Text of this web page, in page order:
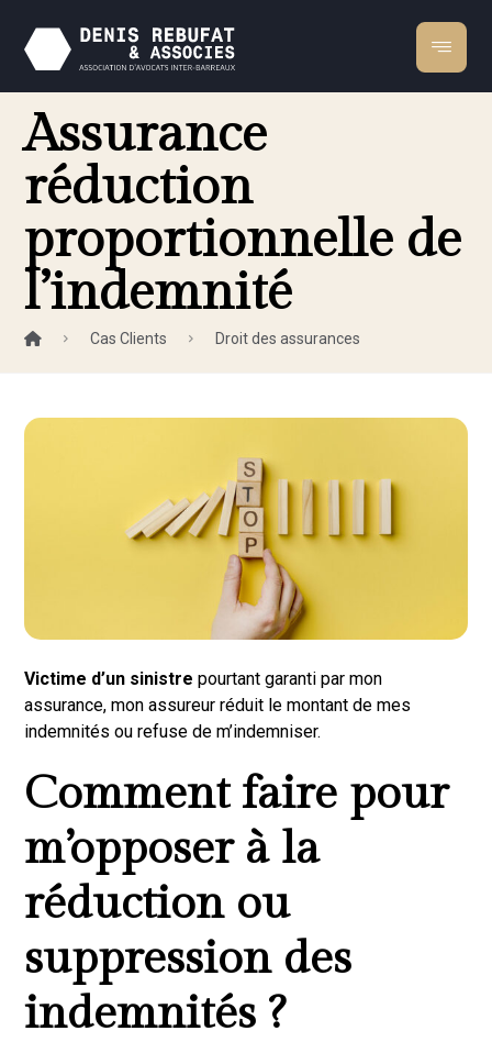
Assurance
réduction
proportionnelle de
l’indemnité
Cas Clients Droit des assurances
Victime d’un sinistre pourtant garanti par mon
assurance, mon assureur réduit le montant de mes
indemnités ou refuse de m’indemniser.
Comment faire pour
m’opposer à la
réduction ou
suppression des
indemnités ?